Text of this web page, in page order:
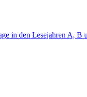
in den Lesejahren A,